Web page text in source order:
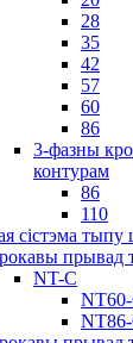
28
35
42
57
60
86
3-фазны
контурам
86
110
сістэма
прывад
NT-C